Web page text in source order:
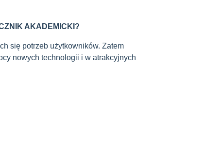
AKADEMICKI?
się potrzeb użytkowników. Zatem
nowych technologii i w atrakcyjnych